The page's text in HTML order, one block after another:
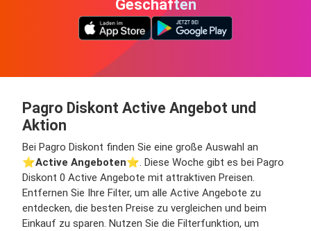
Geschäften
Pagro Diskont Active Angebot und
Aktion
Bei Pagro Diskont finden Sie eine große Auswahl an
⭐️Active Angeboten⭐️. Diese Woche gibt es bei Pagro
Diskont 0 Active Angebote mit attraktiven Preisen.
Entfernen Sie Ihre Filter, um alle Active Angebote zu
entdecken, die besten Preise zu vergleichen und beim
Einkauf zu sparen. Nutzen Sie die Filterfunktion, um